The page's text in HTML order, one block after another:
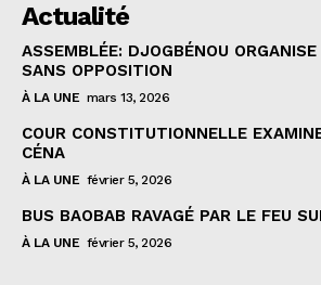
Actualité
ASSEMBLÉE: DJOGBÉNOU
SANS OPPOSITION
À LA UNE mars 13, 2026
COUR CONSTITUTIONNELLE
CÉNA
À LA UNE février 5, 2026
BUS BAOBAB RAVAGÉ PAR LE FEU
À LA UNE février 5, 2026